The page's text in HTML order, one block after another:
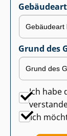
Gebäudeart
Grund des
Ich habe
Ich